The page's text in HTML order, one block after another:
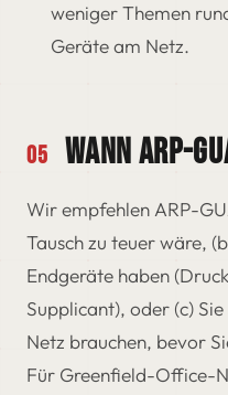
weniger Themen
Geräte am Netz.
05 WANN ARP-
Wir empfehlen ARP-
Tausch zu teuer wäre,
Endgeräte haben
Supplicant), oder (c)
Netz brauchen, bevor
Für Greenfield-Office-